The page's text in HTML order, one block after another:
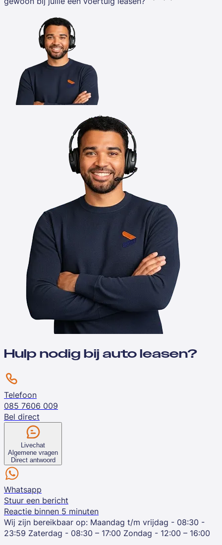
Hulp nodig bij auto leasen?
Telefoon
085 7606 009
Bel direct
Livechat
Algemene vragen
Direct antwoord
Whatsapp
Stuur een bericht
Reactie binnen 5 minuten
Wij zijn bereikbaar op: Maandag t/m vrijdag - 08:30 -
23:59 Zaterdag - 08:30 – 17:00 Zondag - 12:00 – 16:00